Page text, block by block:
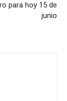
para hoy 15 de
junio